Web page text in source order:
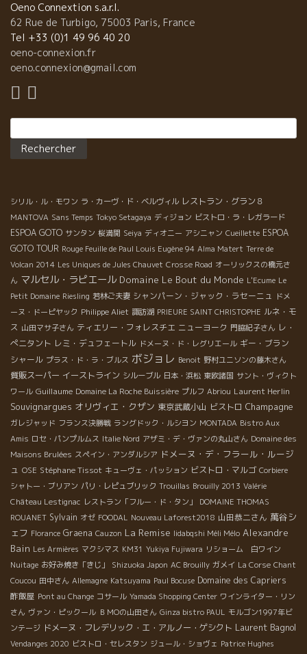
Oeno Connextion s.a.r.l.
62 Rue de Turbigo, 75003 Paris, France
Tel +33 (0)1 49 96 40 20
oeno-connexion.fr
oeno.connexion@gmail.com
シリル・ル・モワン ラ・カーヴ・ド・ベルヴィル レストラン・グラン８
MANTOVA Sans Temps Tokyo Setagaya ディジョン ビストロ・ラ・レガラード
ESPOA GOTO サンタン 桜満開 Seiya ディオニー アシニャン Cueillette ESPOA
GOTO TOUR Rouge Feuille de Paul Louis Eugène 94 Alma Matert Terre de
Volcan 2014 Les Uniques de Jules Chauvet Crosse Road オーリックスの橋元さ
ん マルセル・ラピエール Domaine Le Bout du Monde L'Ecume Le
Petit Domaine Riesling 若林ご夫妻 シャンパーン・ジャック・ラセーニュ ドメ
ーヌ・ドーピヤック Philippe Aliet 諏訪湖 PRIEURE SAINT CHRISTOPHE ルネ・モ
ス 山田マサ子さん ティエリー・フォレスチエ ニューヨーク 門脇紀子さん レ・
ぺニタント レミ・デュフェートル ドメーヌ・ド・レグリエール ギー・ブラン
シャール プラス・ド・ラ・ブルス ボジョレ Benoit 野村ユニソンの藤木さん
質販スーパー イーストライン シルーブル 日本・浜松 東欧諸国 サント・ヴィクト
ワール Guillaume Domaine La Roche Buissière プルフ Abriou Laurent Herlin
Souvignargues オリヴィエ・クザン 東京武蔵小山 ビストロ Champagne
ガレジャッド フランス決勝戦 ラングドック・ルシヨン MONTADA Bistro Aux
Amis ロセ・パンプルムス Italie Nord アザミ・デ・ヴァンの丸山さん Domaine des
Maisons Brulées スペイン・アンダルシア ドメーヌ・デ・フラール・ルージ
ュ OSE Stéphane Tissot キューヴェ・パッション ビストロ・マルゴ Corbiere
シャトー・ブリアン パリ・レピュブリック Trouillas Brouilly 2013 Valérie
Château Lestignac レストラン「フルー・ド・タン」
DOMAINE THOMAS
ROUANET Sylvain オゼ FOODAL Nouveau Laforest2018 山田恭二さん 萬谷シ
ェフ Florance Graena Cauzon La Remise Iidabqshi Méli Mélo Alexandre
Bain Les Armières マクシマス KM31 Yukiya Fujiwara リショーム 白ワイン
Nuitage お好み焼き「きじ」 Shizuoka Japon AC Brouilly ガメイ La Corse Chant
Coucou 田中さん Allemagne Katsuyama Paul Bocuse Domaine des Capriers
酢飯屋 Pont au Change コサール Yamada Shopping Center ワインライター・リン
さん ヴァン・ピックール ＢＭОの山田さん Ginza bistro PAUL モルゴン1997年ビ
ンテージ ドメーヌ・フレデリック・エ・アルノー・ゲシクト Laurent Bagnol
Vendanges 2020 ビストロ・セレスタン ジュール・ショヴェ Patrice Hughes